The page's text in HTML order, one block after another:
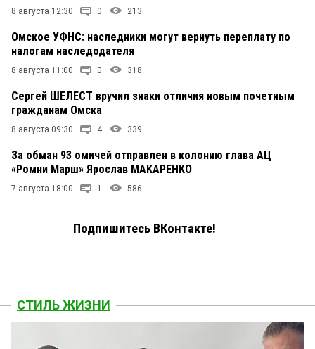
8 августа 12:30 0 213
Омское УФНС: наследники могут вернуть переплату по
налогам наследодателя
8 августа 11:00 0 318
Сергей ШЕЛЕСТ вручил знаки отличия новым почетным
гражданам Омска
8 августа 09:30 4 339
За обман 93 омичей отправлен в колонию глава АЦ
«Ромни Марш» Ярослав МАКАРЕНКО
7 августа 18:00 1 586
Подпишитесь ВКонтакте!
СТИЛЬ ЖИЗНИ